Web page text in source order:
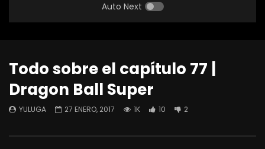
Auto Next
Todo sobre el capítulo 77 |
Dragon Ball Super
YULUGA 27 ENERO, 2017 1K 10 2